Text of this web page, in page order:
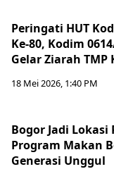
Peringati HUT
Ke-80, Kodim
Gelar Ziarah TMP
18 Mei 2026, 1:40 PM
Bogor Jadi Lokasi
Program Makan
Generasi Unggul